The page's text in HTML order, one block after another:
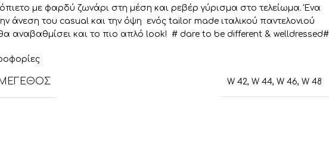
με φαρδύ ζωνάρι στη μέση και ρεβέρ γύρισμα στο τελείωμα. Ένα
άνεση του casual και την όψη ενός tailor made ιταλικού παντελονιού
αναβαθμίσει και το πιο απλό look! # dare to be different & welldressed#
ΜΈΓΕΘΟΣ W 42, W 44, W 46, W 48